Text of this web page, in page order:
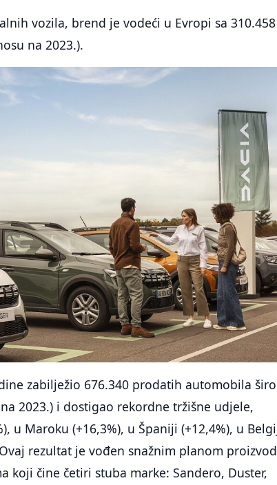
vozila, brend je vodeći u Evropi sa 310.458
na 2023.).
zabilježio 676.340 prodatih automobila
2023.) i dostigao rekordne tržišne udjele,
u Maroku (+16,3%), u Španiji (+12,4%), u
rezultat je vođen snažnim planom
koji čine četiri stuba marke: Sandero, Duster,